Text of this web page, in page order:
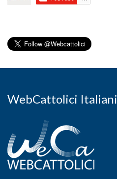
WebCattolici Italiani